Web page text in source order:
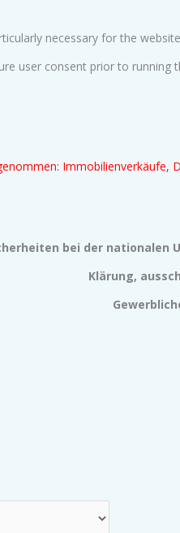
necessary for the
user consent prior to running
Immobilienverkäufe,
bei der
Klärung,